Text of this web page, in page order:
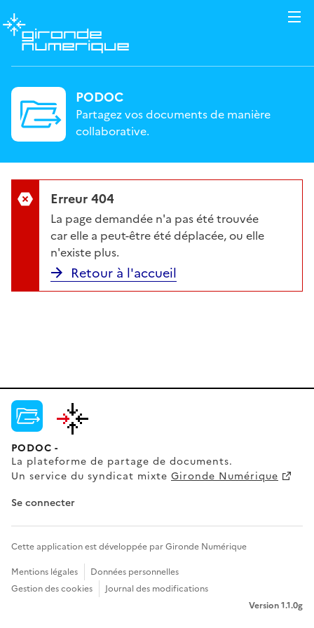
PODOC
Partagez vos documents de manière
collaborative.
Erreur 404
La page demandée n'a pas été trouvée
car elle a peut-être été déplacée, ou elle
n'existe plus.
Retour à l'accueil
PODOC -
La plateforme de partage de documents.
Un service du syndicat mixte Gironde Numérique
Se connecter
Cette application est développée par Gironde Numérique
Mentions légales
Données personnelles
Gestion des cookies
Journal des modifications
Version 1.1.0g